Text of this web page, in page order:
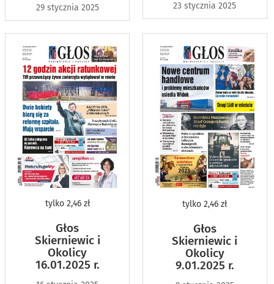
29 stycznia 2025 23 stycznia 2025
tylko2,46 zł
Głos
Skierniewic i
Okolicy
16.01.2025 r.
tylko 2,46 zł
Głos
Skierniewic i
Okolicy
9.01.2025 r.